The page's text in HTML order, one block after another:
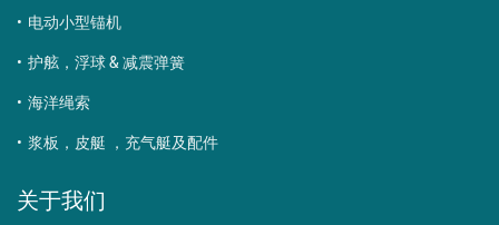
电动小型锚机
护舷，浮球 & 减震弹簧
海洋绳索
浆板，皮艇 ，充气艇及配件
关于我们